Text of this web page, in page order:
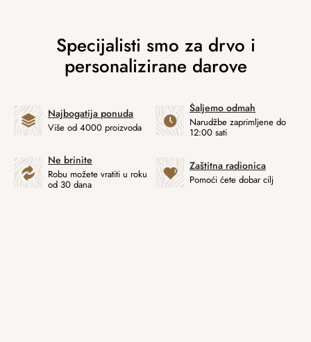
Najbogatija ponuda
Više od 4000 proizvoda
Šaljemo odmah
Narudžbe zaprimljene do
12:00 sati
Ne brinite
Robu možete vratiti u roku
od 30 dana
Zaštitna radionica
Pomoći ćete dobar cilj